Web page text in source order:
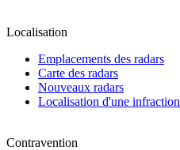
Localisation
Emplacements des radars
Carte des radars
Nouveaux radars
Localisation d'une infraction
Contravention